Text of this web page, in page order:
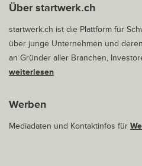
Über startwerk.ch
startwerk.ch ist die Plattform für
über junge Unternehmen und
an Gründer aller Branchen,
weiterlesen
Werben
Mediadaten und Kontaktinfos für